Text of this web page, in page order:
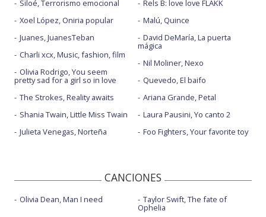
Siloé, Terrorismo emocional
Xoel López, Oniria popular
Juanes, JuanesTeban
Charli xcx, Music, fashion, film
Olivia Rodrigo, You seem
pretty sad for a girl so in love
The Strokes, Reality awaits
Shania Twain, Little Miss Twain
Julieta Venegas, Norteña
Rels B: love love FLAKK
Malú, Quince
David DeMaría, La puerta
mágica
Nil Moliner, Nexo
Quevedo, El baifo
Ariana Grande, Petal
Laura Pausini, Yo canto 2
Foo Fighters, Your favorite toy
CANCIONES
Olivia Dean, Man I need Taylor Swift, The fate of
Ophelia